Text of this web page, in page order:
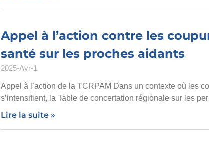
Appel à l’action contre les
santé sur les proches aidants
2025-Avr-1
Appel à l’action de la TCRPAM Dans un contexte où les
s’intensifient, la Table de concertation régionale sur les
Lire la suite »